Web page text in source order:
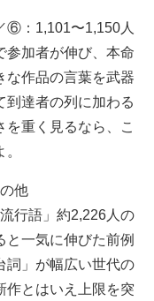
⑥：1,101〜1,150人
加者が伸び、本命
な作品の言葉を武器
到達者の列に加わる
を重く見るなら、こ
他
行語」約2,226人の
と一気に伸びた前例
詞」が幅広い世代の
作とはいえ上限を突